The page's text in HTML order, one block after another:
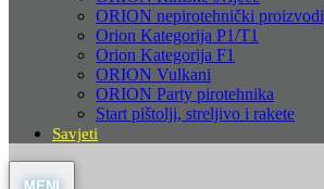
ORION nepirotehnički proizvodi
Orion Kategorija P1/T1
Orion Kategorija F1
ORION Vulkani
ORION Party pirotehnika
Start pištolji, streljivo i rakete
Savjeti